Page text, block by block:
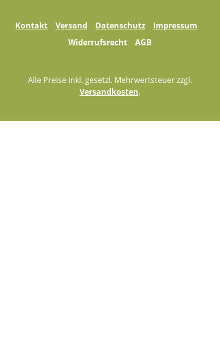
Kontakt Versand Datenschutz
Impressum
Widerrufsrecht
AGB
Alle Preise inkl. gesetzl. Mehrwertsteuer zzgl.
Versandkosten.